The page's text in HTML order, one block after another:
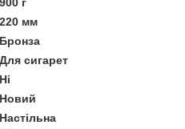
220 мм
Бронза
Для сигарет
Ні
Новий
Настільна